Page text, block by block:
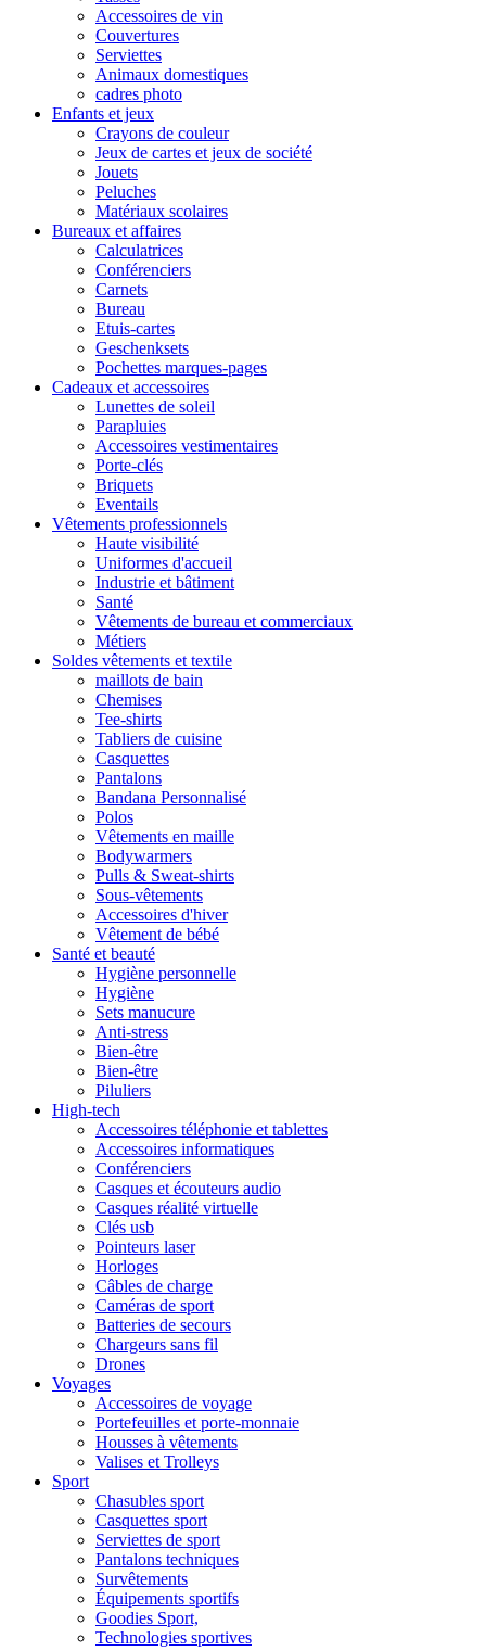
Accessoires de vin
Couvertures
Serviettes
Animaux domestiques
cadres photo
Enfants et jeux
Crayons de couleur
Jeux de cartes et jeux de société
Jouets
Peluches
Matériaux scolaires
Bureaux et affaires
Calculatrices
Conférenciers
Carnets
Bureau
Etuis-cartes
Geschenksets
Pochettes marques-pages
Cadeaux et accessoires
Lunettes de soleil
Parapluies
Accessoires vestimentaires
Porte-clés
Briquets
Eventails
Vêtements professionnels
Haute visibilité
Uniformes d'accueil
Industrie et bâtiment
Santé
Vêtements de bureau et commerciaux
Métiers
Soldes vêtements et textile
maillots de bain
Chemises
Tee-shirts
Tabliers de cuisine
Casquettes
Pantalons
Bandana Personnalisé
Polos
Vêtements en maille
Bodywarmers
Pulls & Sweat-shirts
Sous-vêtements
Accessoires d'hiver
Vêtement de bébé
Santé et beauté
Hygiène personnelle
Hygiène
Sets manucure
Anti-stress
Bien-être
Bien-être
Piluliers
High-tech
Accessoires téléphonie et tablettes
Accessoires informatiques
Conférenciers
Casques et écouteurs audio
Casques réalité virtuelle
Clés usb
Pointeurs laser
Horloges
Câbles de charge
Caméras de sport
Batteries de secours
Chargeurs sans fil
Drones
Voyages
Accessoires de voyage
Portefeuilles et porte-monnaie
Housses à vêtements
Valises et Trolleys
Sport
Chasubles sport
Casquettes sport
Serviettes de sport
Pantalons techniques
Survêtements
Équipements sportifs
Goodies Sport,
Technologies sportives